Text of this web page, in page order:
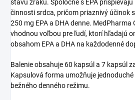
stavu zraku. Spoločne s EPA
činnosti srdca, pričom priaznivý účinok
250 mg EPA a DHA denne. MedPharma
vhodnou voľbou pre ľudí, ktorí hľadajú
obsahom EPA a DHA na každodenné
Balenie obsahuje 60 kapsúl a 7 kapsúl
Kapsulová forma umožňuje
bežného denného režimu.